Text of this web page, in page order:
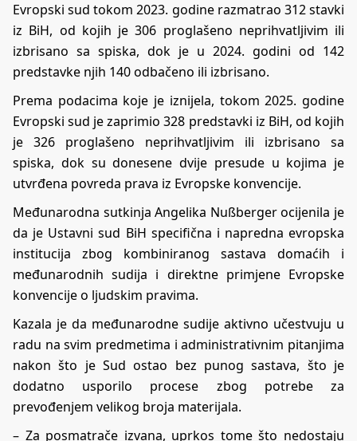
Evropski sud tokom 2023. godine razmatrao 312 stavki
iz BiH, od kojih je 306 proglašeno neprihvatljivim ili
izbrisano sa spiska, dok je u 2024. godini od 142
predstavke njih 140 odbačeno ili izbrisano.
Prema podacima koje je iznijela, tokom 2025. godine
Evropski sud je zaprimio 328 predstavki iz BiH, od kojih
je 326 proglašeno neprihvatljivim ili izbrisano sa
spiska, dok su donesene dvije presude u kojima je
utvrđena povreda prava iz Evropske konvencije.
Međunarodna sutkinja Angelika Nußberger ocijenila je
da je Ustavni sud BiH specifična i napredna evropska
institucija zbog kombiniranog sastava domaćih i
međunarodnih sudija i direktne primjene Evropske
konvencije o ljudskim pravima.
Kazala je da međunarodne sudije aktivno učestvuju u
radu na svim predmetima i administrativnim pitanjima
nakon što je Sud ostao bez punog sastava, što je
dodatno usporilo procese zbog potrebe za
prevođenjem velikog broja materijala.
– Za posmatrače izvana, uprkos tome što nedostaju